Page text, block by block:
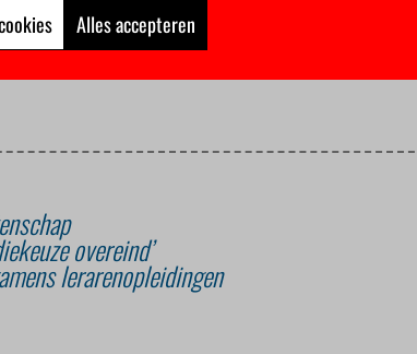
kritiekvan de Onderwijsraad dat extern toezicht
maar om die te bewaken. Daarvoor zou de
keuren.
overeind’
lerarenopleidingen
Alles accepteren